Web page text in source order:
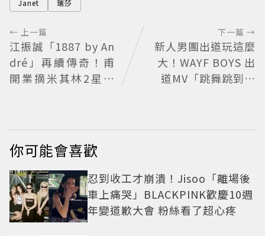
Janet 瑞莎
← 上一篇
江振誠「1887 by An
dré」再續傳奇！甫
開業摘米其林2星、
下一篇 →
新人男團出道玩這麼
大！WAYF BOYS 出
道MV「跳舞跳到集
你可能會喜歡
忍到收工才崩潰！Jisoo「離場後
車上痛哭」BLACKPINK歡慶10週
年變道歉大會 粉絲看了超心疼